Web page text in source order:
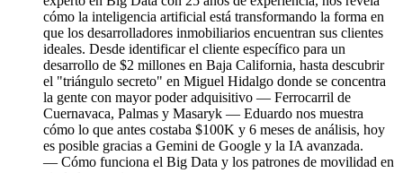
cómo la inteligencia artificial está transformando la forma en
que los desarrolladores inmobiliarios encuentran sus clientes
ideales. Desde identificar el cliente específico para un
desarrollo de $2 millones en Baja California, hasta descubrir
el "triángulo secreto" en Miguel Hidalgo donde se concentra
la gente con mayor poder adquisitivo — Ferrocarril de
Cuernavaca, Palmas y Masaryk — Eduardo nos muestra
cómo lo que antes costaba $100K y 6 meses de análisis, hoy
es posible gracias a Gemini de Google y la IA avanzada.
— Cómo funciona el Big Data y los patrones de movilidad en